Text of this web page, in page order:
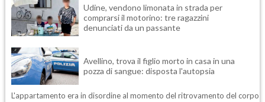
Udine, vendono limonata in strada per
comprarsi il motorino: tre ragazzini
denunciati da un passante
Avellino, trova il figlio morto in casa in una
pozza di sangue: disposta l'autopsia
L'appartamento era in disordine al momento del ritrovamento del corpo